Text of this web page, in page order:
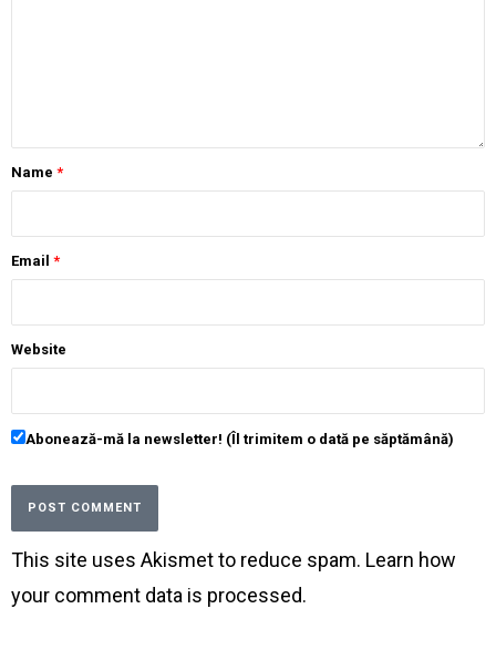
Name *
Email *
Website
Abonează-mă la newsletter! (Îl trimitem o dată pe săptămână)
This site uses Akismet to reduce spam. Learn how
your comment data is processed.